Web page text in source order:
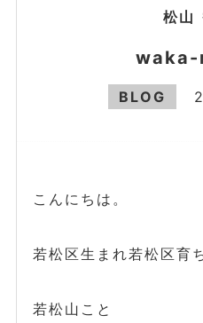
松山
waka-
BLOG
こんにちは。
若松区生まれ若松区育
若松山こと